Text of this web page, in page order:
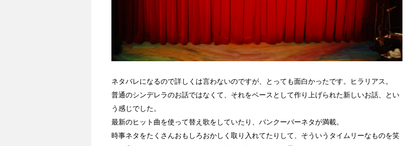
ネタバレになるので詳しくは言わないのですが、とっても面白かったです。ヒラリアス。
普通のシンデレラのお話ではなくて、それをベースとして作り上げられた新しいお話、とい
う感じでした。
最新のヒット曲を使って替え歌をしていたり、バンクーバーネタが満載。
時事ネタをたくさんおもしろおかしく取り入れてたりして、そういうタイムリーなものを笑